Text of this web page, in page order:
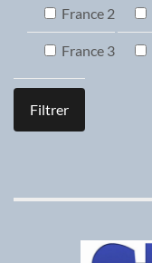
France 2
France 3